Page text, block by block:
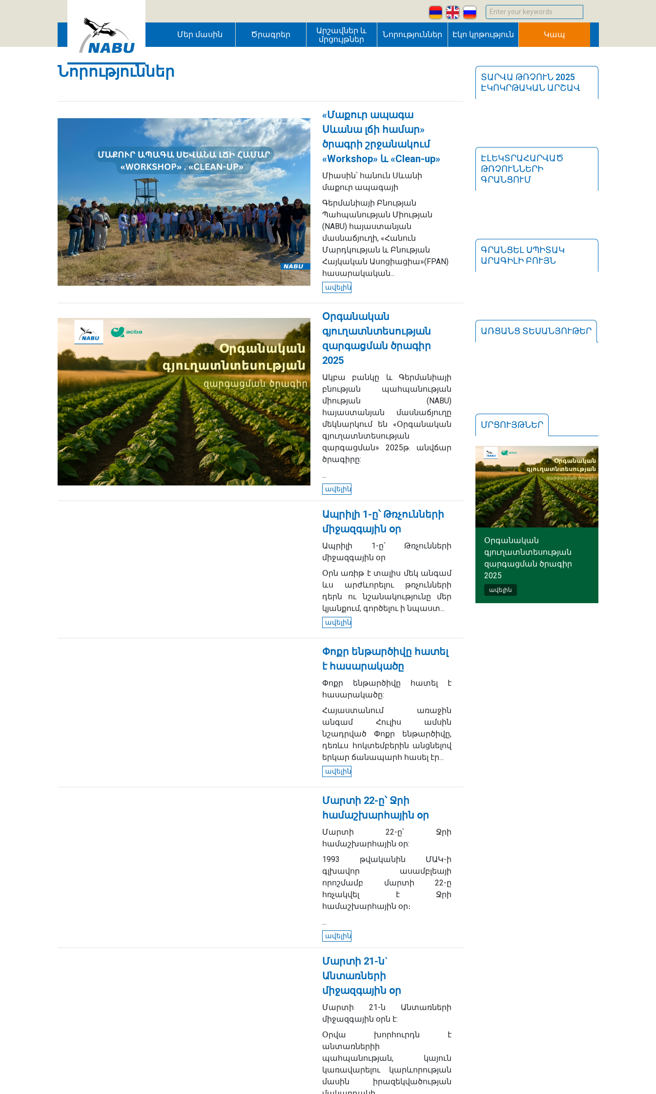
Enter your keywords
Մեր մասին Ծրագրեր
Արշավներ և
մրցույթներ
Նորություններ Էկո կրթություն Կապ
Նորություններ
«Մաքուր ապագա
Սևանա լճի համար»
ծրագրի շրջանակում
«Workshop» և «Clean-up»
Միասին՝ հանուն Սևանի
մաքուր ապագայի
Գերմանիայի Բնության
Պահպանության Միության
(NABU) հայաստանյան
մասնաճյուղի, «Հանուն
Մարդկության և Բնության
Հայկական Ասոցիացիա»(FPAN)
հասարակական...
ավելին
Օրգանական
գյուղատնտեսության
զարգացման ծրագիր
2025
Ակբա բանկը և Գերմանիայի
բնության պահպանության
միության (NABU)
հայաստանյան մասնաճյուղը
մեկնարկում են «Օրգանական
գյուղատնտեսության
զարգացման» 2025թ. անվճար
ծրագիրը:
...
ավելին
Ապրիլի 1-ը՝ Թռչունների
միջազգային օր
Ապրիլի 1-ը՝ Թռչունների
միջազգային օր
Օրն առիթ է տալիս մեկ անգամ
ևս արժևորելու թռչունների
դերն ու նշանակությունը մեր
կյանքում, գործելու ի նպաստ...
ավելին
Փոքր ենթարծիվը հատել
է հասարակածը
Փոքր ենթարծիվը հատել է
հասարակածը:
Հայաստանում առաջին
անգամ Հուլիս ամսին
նշադրված Փոքր ենթարծիվը,
դեռևս հոկտեմբերին անցնելով
երկար ճանապարհ հասել էր...
ավելին
Մարտի 22-ը՝ Ջրի
համաշխարհային օր
Մարտի 22-ը՝ Ջրի
համաշխարհային օր:
1993 թվականին ՄԱԿ-ի
գլխավոր ասամբլեայի
որոշմամբ մարտի 22-ը
հռչակվել է Ջրի
համաշխարհային օր։
...
ավելին
Մարտի 21-ն`
Անտառների
միջազգային օր
Մարտի 21-ն Անտառների
միջազգային օրն է:
Օրվա խորհուրդն է
անտառներիի
պահպանության, կայուն
կառավարելու կարևորության
մասին իրազեկվածության
ՏԱՐՎԱ ԹՌՉՈՒՆ 2025
ԷԿՈԿՐԹԱԿԱՆ ԱՐՇԱՎ
ԷԼԵԿՏՐԱՀԱՐՎԱԾ
ԹՌՉՈՒՆՆԵՐԻ
ԳՐԱՆՑՈՒՄ
ԳՐԱՆՑԵԼ ՍՊԻՏԱԿ
ԱՐԱԳԻԼԻ ԲՈՒՅՆ
ԱՌՑԱՆՑ ՏԵՍԱՆՅՈՒԹԵՐ
ՄՐՑՈՒՅԹՆԵՐ
Օրգանական
գյուղատնտեսության
զարգացման ծրագիր
2025
ավելին